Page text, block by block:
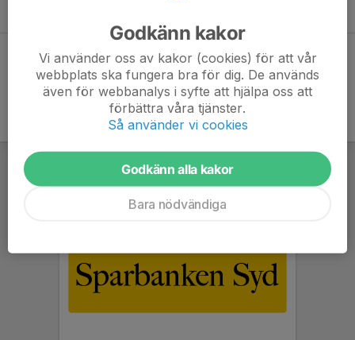
Hela kalendern
Godkänn kakor
Vi använder oss av kakor (cookies) för att vår
webbplats ska fungera bra för dig. De används
även för webbanalys i syfte att hjälpa oss att
förbättra våra tjänster.
Så använder vi cookies
Godkänn alla kakor
Bara nödvändiga